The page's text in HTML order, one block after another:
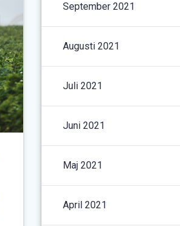
September 2021
Augusti 2021
Juli 2021
Juni 2021
Maj 2021
April 2021